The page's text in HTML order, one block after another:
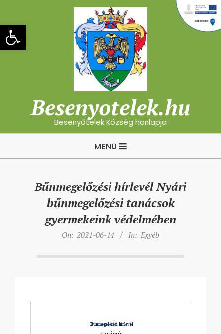
Eszköztár megnyitása
content
Besenyotelek.hu
Besenyőtelek Község honlapja
MENU
Bűnmegelőzési hírlevél Nyári
bűnmegelőzési tanácsok
gyermekeink védelmében
On: 2021-06-14 In: Egyéb